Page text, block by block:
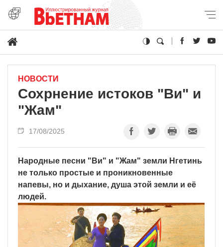
НОВОСТИ
Сохрнение истоков "Ви" и
"Жам"
17/08/2025
Народные песни "Ви" и "Жам" земли Нгетинь
не только простые и проникновенные
напевы, но и дыхание, душа этой земли и её
людей.